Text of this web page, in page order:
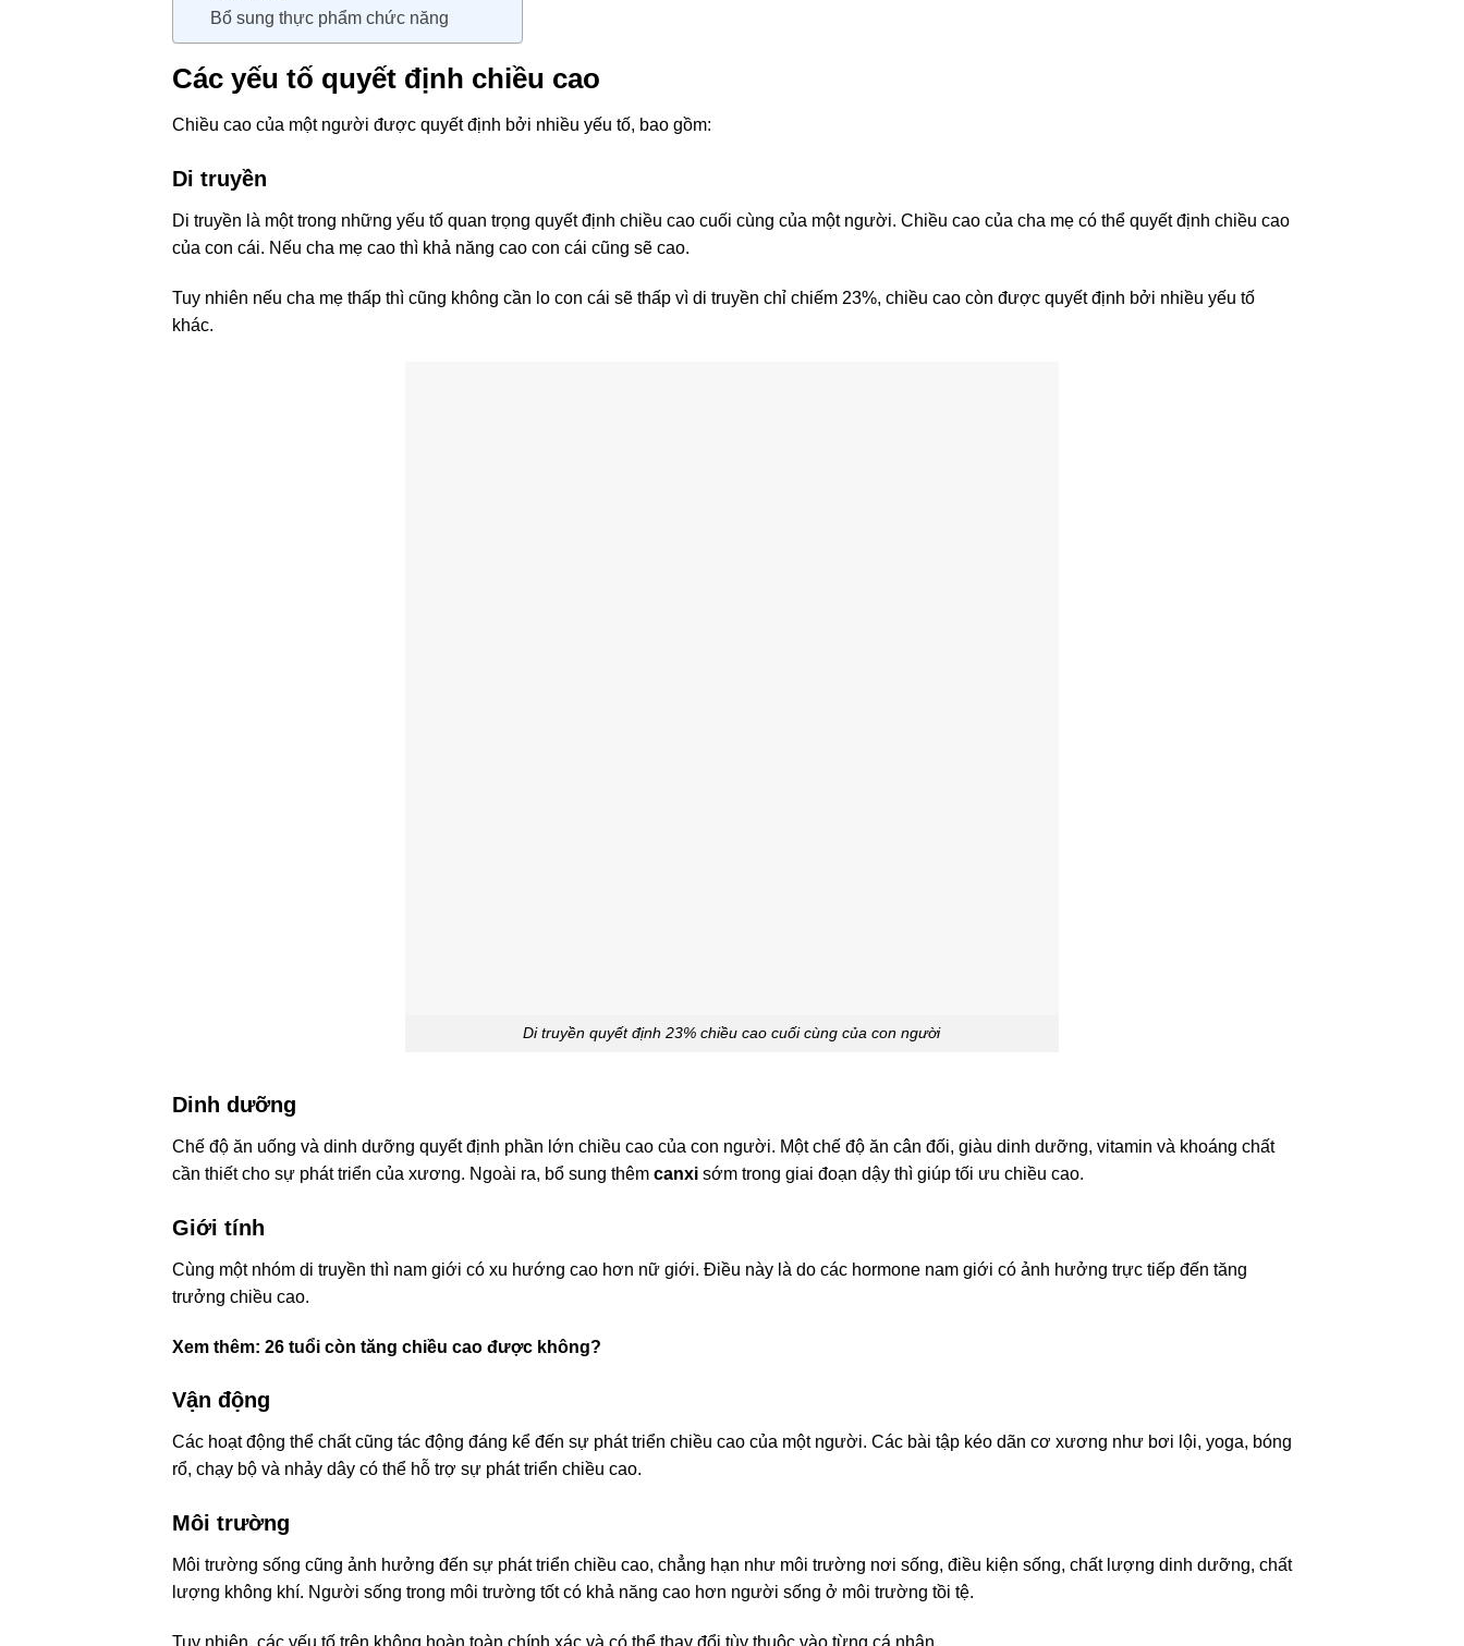
Bổ sung thực phẩm chức năng
Các yếu tố quyết định chiều cao
Chiều cao của một người được quyết định bởi nhiều yếu tố, bao gồm:
Di truyền
Di truyền là một trong những yếu tố quan trọng quyết định chiều cao cuối cùng của một người. Chiều cao của cha mẹ có thể quyết định chiều cao
của con cái. Nếu cha mẹ cao thì khả năng cao con cái cũng sẽ cao.
Tuy nhiên nếu cha mẹ thấp thì cũng không cần lo con cái sẽ thấp vì di truyền chỉ chiếm 23%, chiều cao còn được quyết định bởi nhiều yếu tố
khác.
Di truyền quyết định 23% chiều cao cuối cùng của con người
Dinh dưỡng
Chế độ ăn uống và dinh dưỡng quyết định phần lớn chiều cao của con người. Một chế độ ăn cân đối, giàu dinh dưỡng, vitamin và khoáng chất
cần thiết cho sự phát triển của xương. Ngoài ra, bổ sung thêm canxisớm trong giai đoạn dậy thì giúp tối ưu chiều cao.
Giới tính
Cùng một nhóm di truyền thì nam giới có xu hướng cao hơn nữ giới. Điều này là do các hormone nam giới có ảnh hưởng trực tiếp đến tăng
trưởng chiều cao.
Xem thêm: 26 tuổi còn tăng chiều cao được không?
Vận động
Các hoạt động thể chất cũng tác động đáng kể đến sự phát triển chiều cao của một người. Các bài tập kéo dãn cơ xương như bơi lội, yoga, bóng
rổ, chạy bộ và nhảy dây có thể hỗ trợ sự phát triển chiều cao.
Môi trường
Môi trường sống cũng ảnh hưởng đến sự phát triển chiều cao, chẳng hạn như môi trường nơi sống, điều kiện sống, chất lượng dinh dưỡng, chất
lượng không khí. Người sống trong môi trường tốt có khả năng cao hơn người sống ở môi trường tồi tệ.
Tuy nhiên, các yếu tố trên không hoàn toàn chính xác và có thể thay đổi tùy thuộc vào từng cá nhân.